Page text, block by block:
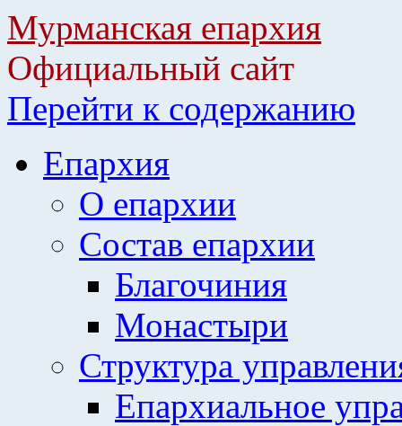
Мурманская епархия
Официальный сайт
Перейти к содержанию
Епархия
О епархии
Состав епархии
Благочиния
Монастыри
Структура
Епархиальное